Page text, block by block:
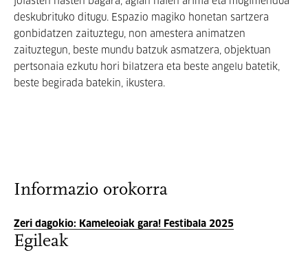
deskubrituko ditugu. Espazio magiko honetan sartzera
gonbidatzen zaituztegu, non amestera animatzen
zaituztegun, beste mundu batzuk asmatzera, objektuan
pertsonaia ezkutu hori bilatzera eta beste angelu batetik,
beste begirada batekin, ikustera.
Informazio orokorra
Zeri dagokio: Kameleoiak gara! Festibala 2025
Egileak